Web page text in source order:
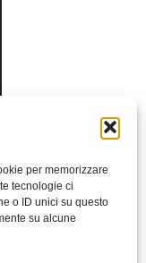
per memorizzare
tecnologie ci
o ID unici su questo
su alcune